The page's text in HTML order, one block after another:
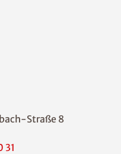
Straße 8
31